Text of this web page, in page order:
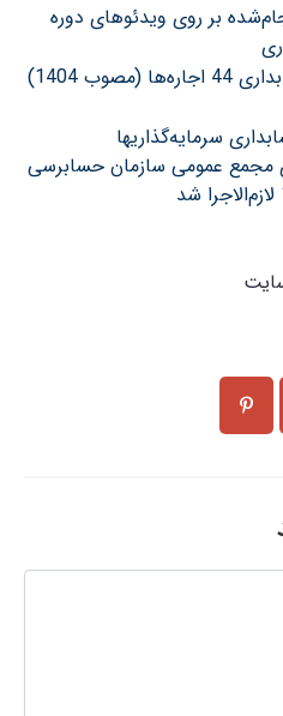
بر روی ویدئوهای دوره
آموزش کامل استاندارد حسابداری 44 اجاره‌ها (مصوب 1404)
15 حسابداری سرمایه‌گذاریها
از سوی مجمع عمومی سازمان حسابرسی